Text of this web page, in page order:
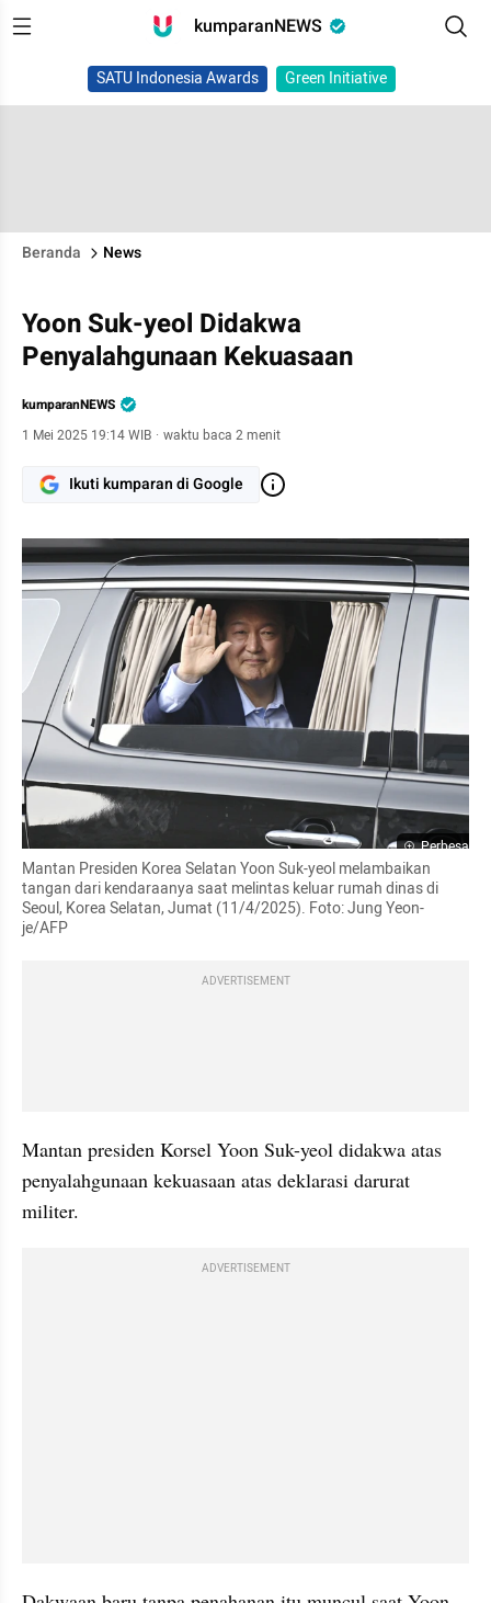
kumparanNEWS
SATU Indonesia Awards Green Initiative
Beranda News
Yoon Suk-yeol Didakwa
Penyalahgunaan Kekuasaan
kumparanNEWS
1 Mei 2025 19:14 WIB · waktu baca 2 menit
Ikuti kumparan di Google
Perbesar
Mantan Presiden Korea Selatan Yoon Suk-yeol melambaikan
tangan dari kendaraanya saat melintas keluar rumah dinas di
Seoul, Korea Selatan, Jumat (11/4/2025). Foto: Jung Yeon-
je/AFP
ADVERTISEMENT
Mantan presiden Korsel Yoon Suk-yeol didakwa atas
penyalahgunaan kekuasaan atas deklarasi darurat
militer.
ADVERTISEMENT